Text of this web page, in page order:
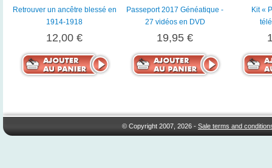
Retrouver un ancêtre blessé en
1914-1918
12,00 €
Passeport 2017 Généatique -
27 vidéos en DVD
19,95 €
Kit «
© Copyright 2007, 2026 -Sale terms and